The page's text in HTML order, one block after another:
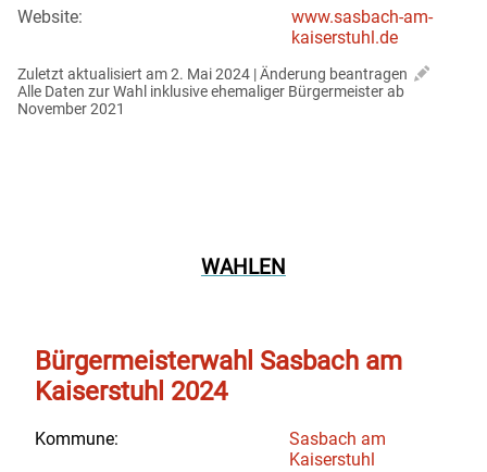
Website:
www.sasbach-am-
kaiserstuhl.de
Zuletzt aktualisiert am 2. Mai 2024 | Änderung beantragen
Alle Daten zur Wahl inklusive ehemaliger Bürgermeister ab
November 2021
WAHLEN
Bürgermeisterwahl Sasbach am
Kaiserstuhl 2024
Kommune:
Sasbach am
Kaiserstuhl